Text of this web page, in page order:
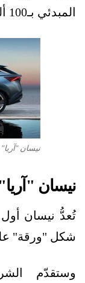
المبدئي بـ100 ألف دولار.
نيسان "آريا"
نيسان "آريا"
تُعدُّ نيسان
شكل "ورقة"
وستقدّم